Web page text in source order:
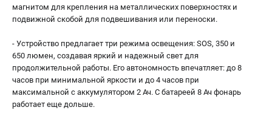
магнитом для крепления на металлических поверхностях и
подвижной скобой для подвешивания или переноски.
- Устройство предлагает три режима освещения: SOS, 350 и
650 люмен, создавая яркий и надежный свет для
продолжительной работы. Его автономность впечатляет: до 8
часов при минимальной яркости и до 4 часов при
максимальной с аккумулятором 2 Ач. С батареей 8 Ач фонарь
работает еще дольше.